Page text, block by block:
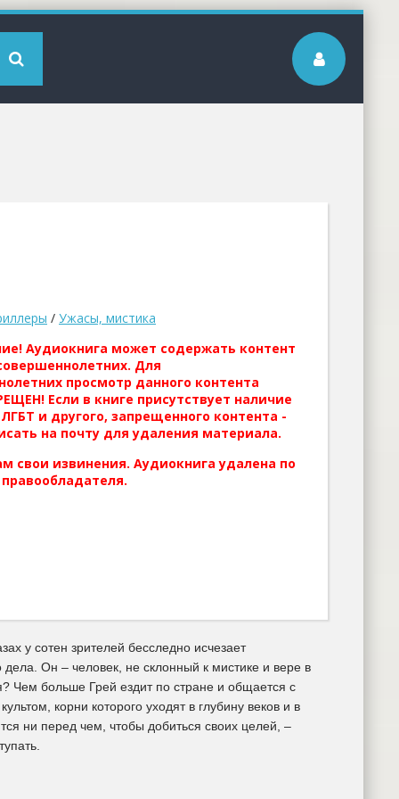
/ Ужасы, мистика
Аудиокнига может содержать контент
Для
просмотр данного контента
Если в книге присутствует наличие
и другого, запрещенного контента -
на почту для удаления материала.
свои извинения. Аудиокнига удалена по
у сотен зрителей бесследно исчезает
Он – человек, не склонный к мистике и вере в
Чем больше Грей ездит по стране и общается с
корни которого уходят в глубину веков и в
ни перед чем, чтобы добиться своих целей, –